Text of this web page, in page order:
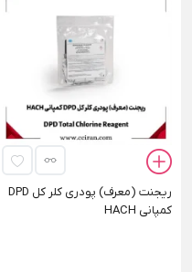
ریجنت (معرف) پودری کلر کل DPD
کمپانی HACH